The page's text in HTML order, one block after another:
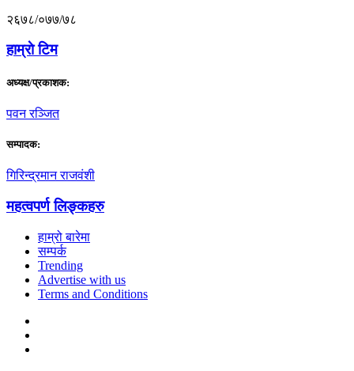
२६७८/०७७/७८
हाम्राे टिम
अध्यक्ष/प्रकाशक:
पवन रञ्जित
सम्पादक:
गिरिन्द्रमान राजवंशी
महत्वपर्ण लिङ्कहरु
हाम्रो बारेमा
सम्पर्क
Trending
Advertise with us
Terms and Conditions